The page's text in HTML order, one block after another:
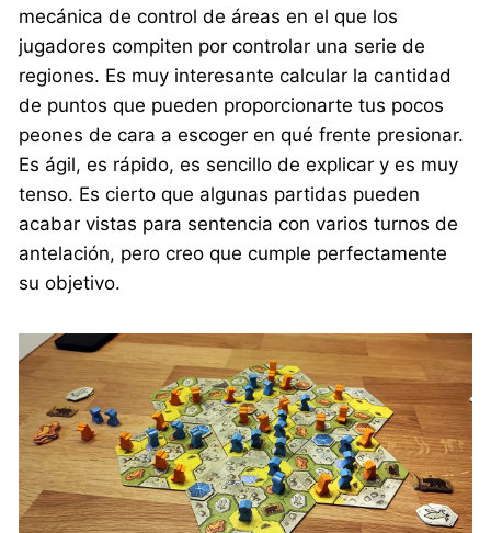
mecánica de control de áreas en el que los
jugadores compiten por controlar una serie de
regiones. Es muy interesante calcular la cantidad
de puntos que pueden proporcionarte tus pocos
peones de cara a escoger en qué frente presionar.
Es ágil, es rápido, es sencillo de explicar y es muy
tenso. Es cierto que algunas partidas pueden
acabar vistas para sentencia con varios turnos de
antelación, pero creo que cumple perfectamente
su objetivo.